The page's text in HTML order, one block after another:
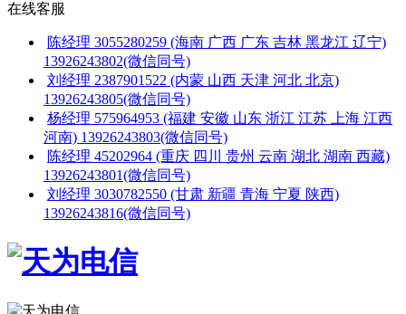
在线客服
陈经理 3055280259 (海南 广西 广东 吉林 黑龙江 辽宁)
13926243802(微信同号)
刘经理 2387901522 (内蒙 山西 天津 河北 北京)
13926243805(微信同号)
杨经理 575964953 (福建 安徽 山东 浙江 江苏 上海 江西
河南) 13926243803(微信同号)
陈经理 45202964 (重庆 四川 贵州 云南 湖北 湖南 西藏)
13926243801(微信同号)
刘经理 3030782550 (甘肃 新疆 青海 宁夏 陕西)
13926243816(微信同号)